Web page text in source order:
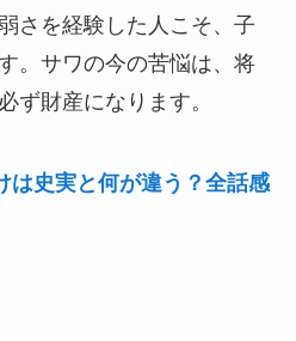
さを経験した人こそ、子
。サワの今の苦悩は、将
ず財産になります。
は史実と何が違う？全話感